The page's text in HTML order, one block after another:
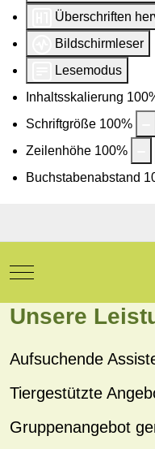
Überschriften
Bildschirmleser
Lesemodus
Inhaltsskalierung 100
Schriftgröße 100%
Zeilenhöhe 100%
Buchstabenabstand
Mobile Menu Toggle
Unsere
Aufsuchende
Tiergestützte
Gruppenangebot